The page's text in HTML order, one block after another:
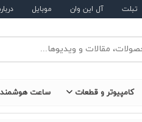
تبلت آل این وان موبایل
کامپیوتر و قطعات ساعت هوشمند